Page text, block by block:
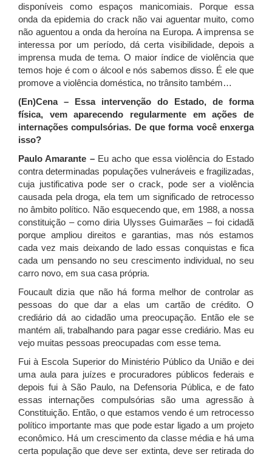
disponíveis como espaços manicomiais. Porque essa
onda da epidemia do crack não vai aguentar muito, como
não aguentou a onda da heroína na Europa. A imprensa se
interessa por um período, dá certa visibilidade, depois a
imprensa muda de tema. O maior índice de violência que
temos hoje é com o álcool e nós sabemos disso. É ele que
promove a violência doméstica, no trânsito também…
(En)Cena – Essa intervenção do Estado, de forma
física, vem aparecendo regularmente em ações de
internações compulsórias. De que forma você enxerga
isso?
Paulo Amarante –Eu acho que essa violência do Estado
contra determinadas populações vulneráveis e fragilizadas,
cuja justificativa pode ser o crack, pode ser a violência
causada pela droga, ela tem um significado de retrocesso
no âmbito político. Não esquecendo que, em 1988, a nossa
constituição – como diria Ulysses Guimarães – foi cidadã
porque ampliou direitos e garantias, mas nós estamos
cada vez mais deixando de lado essas conquistas e fica
cada um pensando no seu crescimento individual, no seu
carro novo, em sua casa própria.
Foucault dizia que não há forma melhor de controlar as
pessoas do que dar a elas um cartão de crédito. O
crediário dá ao cidadão uma preocupação. Então ele se
mantém ali, trabalhando para pagar esse crediário. Mas eu
vejo muitas pessoas preocupadas com esse tema.
Fui à Escola Superior do Ministério Público da União e dei
uma aula para juízes e procuradores públicos federais e
depois fui à São Paulo, na Defensoria Pública, e de fato
essas internações compulsórias são uma agressão à
Constituição. Então, o que estamos vendo é um retrocesso
político importante mas que pode estar ligado a um projeto
econômico. Há um crescimento da classe média e há uma
certa população que deve ser extinta, deve ser retirada do